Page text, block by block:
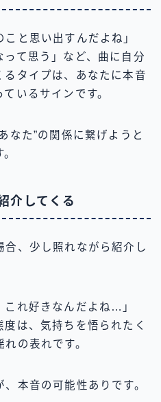
こと思い出すんだよね」
って思う」など、曲に自分
タイプは、あなたに本音
いるサインです。
なた”の関係に繋げようと
介してくる
、少し照れながら紹介し
これ好きなんだよね…」
は、気持ちを悟られたく
の表れです。
本音の可能性ありです。